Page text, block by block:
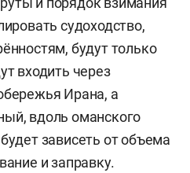
судоходство,
будут только
входить через
Ирана, а
вдоль оманского
зависеть от объема
и заправку.